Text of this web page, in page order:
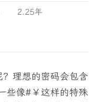
2.25年
理想的密码会包含
些像#￥这样的特殊